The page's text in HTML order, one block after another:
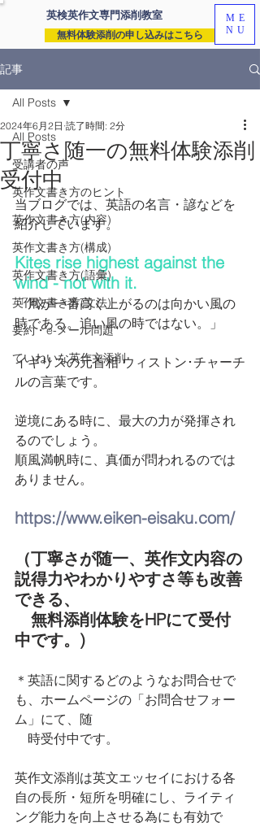
英検英作文専門添削教室
無料体験添削の申し込みはこちら
ME
NU
記事
All Posts
受講者の声
英作文書き方のヒント
英作文書き方(内容)
英作文書き方(構成)
英作文書き方(語彙)
英作文書き方(文法)
要約・e-メール問題
ていねいな英作文添削
All Posts
丁寧さ随一の無料体験添削
受付中
2024年6月2日 読了時間: 2分
当ブログでは、英語の名言・諺などを
紹介しています。
Kites rise highest against the
wind - not with it.
「凧が一番高く上がるのは向かい風の
時である。追い風の時ではない。」
イギリスの元首相 ウィストン･チャーチ
ルの言葉です。
逆境にある時に、最大の力が発揮され
るのでしょう。
順風満帆時に、真価が問われるのでは
ありません。
https://www.eiken-eisaku.com/
（丁寧さが随一、英作文内容の
説得力やわかりやすさ等も改善
できる、
無料添削体験をHPにて受付
中です。)
＊英語に関するどのようなお問合せで
も、ホームページの「お問合せフォー
ム」にて、随
時受付中です。
英作文添削は英文エッセイにおける各
自の長所・短所を明確にし、ライティ
ング能力を向上させる為にも有効で